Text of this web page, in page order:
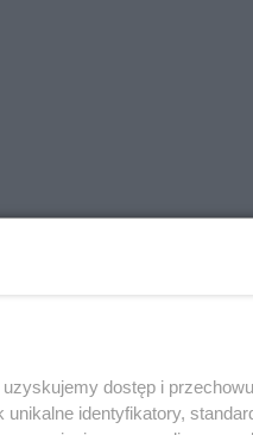
dostęp i
identyfikatory,